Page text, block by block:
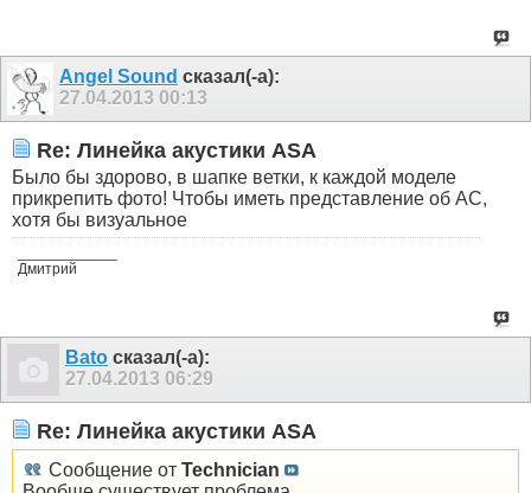
Angel Sound сказал(-а):
27.04.2013 00:13
Re: Линейка акустики ASA
Было бы здорово, в шапке ветки, к каждой моделе
прикрепить фото! Чтобы иметь представление об АС,
хотя бы визуальное
Дмитрий
Bato сказал(-а):
27.04.2013 06:29
Re: Линейка акустики ASA
Сообщение от Technician